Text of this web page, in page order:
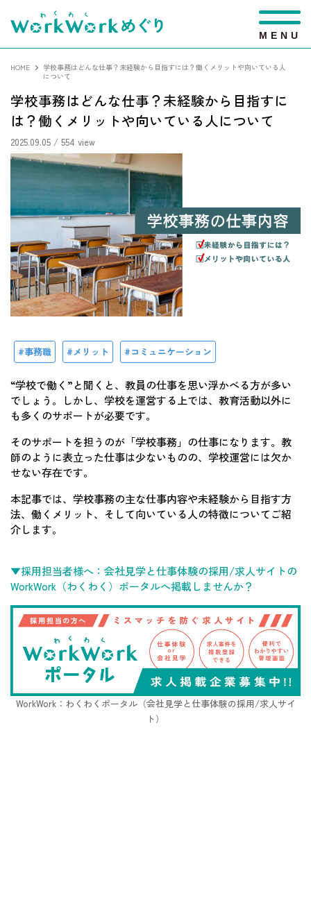
M E N U
HOME
学校事務はどんな仕事？未経験から目指すには？働くメリットや向いている人
について
学校事務はどんな仕事？未経験から目指すに
は？働くメリットや向いている人について
2025.09.05 / 554 view
事務職 メリット コミュニケーション
“学校で働く”と聞くと、教員の仕事を思い浮かべる方が多い
でしょう。しかし、学校を運営する上では、教育活動以外に
も多くのサポートが必要です。
そのサポートを担うのが「学校事務」の仕事になります。教
師のように表立った仕事は少ないものの、学校運営には欠か
せない存在です。
本記事では、学校事務の主な仕事内容や未経験から目指す方
法、働くメリット、そして向いている人の特徴についてご紹
介します。
▼採用担当者様へ：会社見学と仕事体験の採用/求人サイトの
WorkWork（わくわく）ポータルへ掲載しませんか？
WorkWork：わくわくポータル（会社見学と仕事体験の採用/求人サイ
ト）